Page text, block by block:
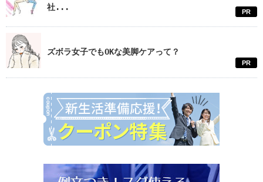
社...
PR
ズボラ女子でもOKな美脚ケアって？
PR